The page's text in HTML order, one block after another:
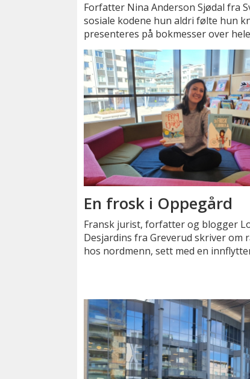
Forfatter Nina Anderson Sjødal fra
sosiale kodene hun aldri følte hun
presenteres på bokmesser over
En frosk i Oppegård
Fransk jurist, forfatter og blogger
Desjardins fra Greverud skriver om
hos nordmenn, sett med en